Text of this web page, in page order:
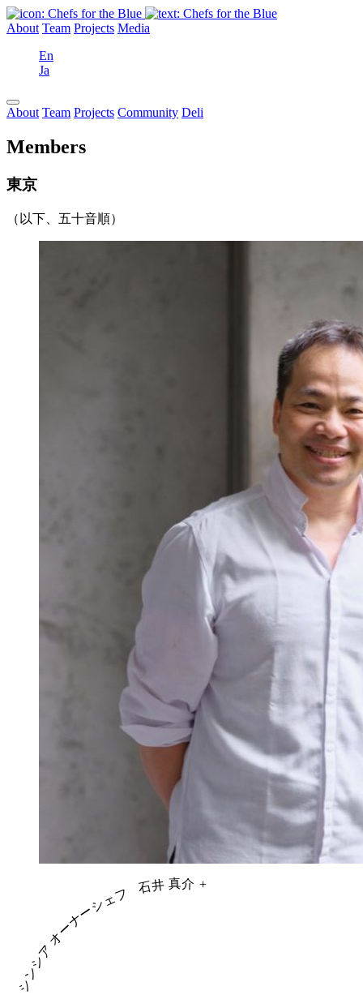
About Team Projects Media
En
Ja
About Team Projects Community Deli
Members
東京
（以下、五十音順）
シンシア オーナーシェフ 石井 真介 +